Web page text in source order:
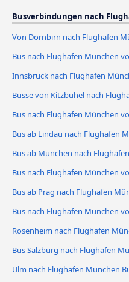
Busverbindungen nach
Von Dornbirn nach Flughafen
Bus nach Flughafen München
Innsbruck nach Flughafen
Busse von Kitzbühel nach
Bus nach Flughafen München
Bus ab Lindau nach Flughafen
Bus ab München nach
Bus nach Flughafen München
Bus ab Prag nach Flughafen
Bus nach Flughafen München
Rosenheim nach Flughafen
Bus Salzburg nach Flughafen
Ulm nach Flughafen München